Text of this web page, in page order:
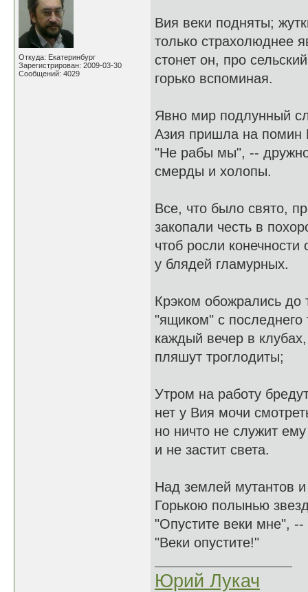
Откуда: Екатеринбург
Зарегистрирован: 2009-03-30
Сообщений: 4029
Вия веки подняты;
только страхолюднее
стонет он, про
горько вспоминая.
Явно мир подлунный
Азия пришла на помин
"Не рабы мы", --
смерды и холопы.
Все, что было свято,
закопали честь в
чтоб росли конечности
у блядей гламурных.
Крэком обожрались до
"ящиком" с последнего
каждый вечер в
пляшут троглодиты;
Утром на работу
нет у Вия мочи
но ничто не служит
и не застит света.
Над землей мутантов
Горькою полынью
"Опустите веки мне",
"Веки опустите!"
Юрий Лукач